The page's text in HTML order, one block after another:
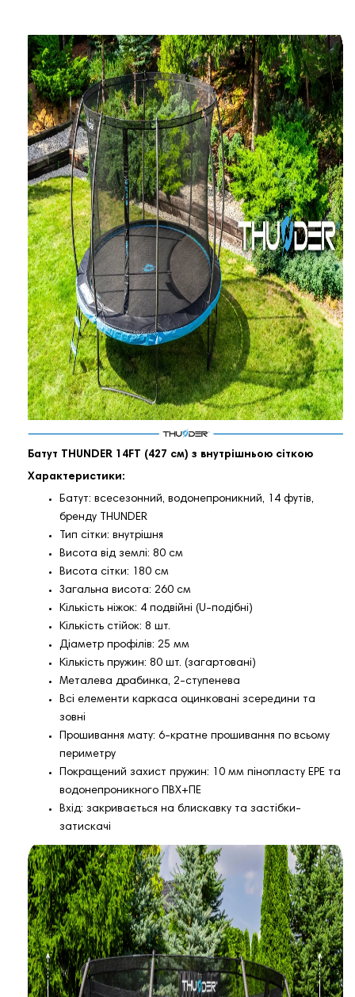
Батут THUNDER 14FT (427 см) з внутрішньою сіткою
Характеристики:
Батут: всесезонний, водонепроникний, 14 футів,
бренду THUNDER
Тип сітки: внутрішня
Висота від землі: 80 см
Висота сітки: 180 см
Загальна висота: 260 см
Кількість ніжок: 4 подвійні (U-подібні)
Кількість стійок: 8 шт.
Діаметр профілів: 25 мм
Кількість пружин: 80 шт. (загартовані)
Металева драбинка, 2-ступенева
Всі елементи каркаса оцинковані зсередини та
зовні
Прошивання мату: 6-кратне прошивання по всьому
периметру
Покращений захист пружин: 10 мм пінопласту EPE та
водонепроникного ПВХ+ПЕ
Вхід: закривається на блискавку та застібки-
затискачі